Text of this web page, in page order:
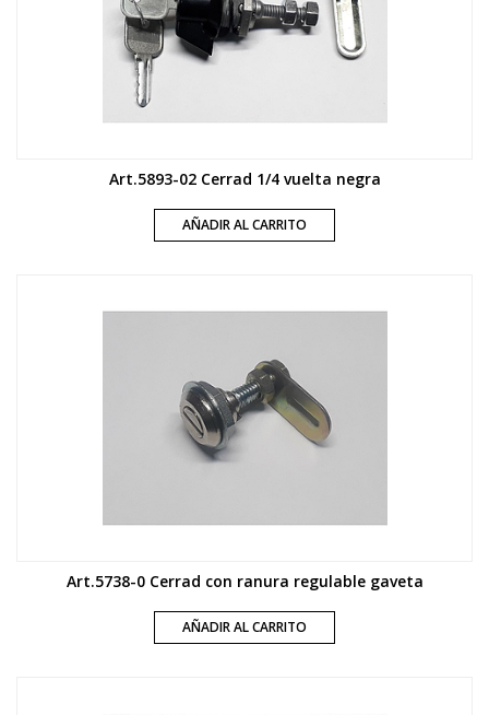
Art.5893-02 Cerrad 1/4 vuelta negra
AÑADIR AL CARRITO
Art.5738-0 Cerrad con ranura regulable gaveta
AÑADIR AL CARRITO